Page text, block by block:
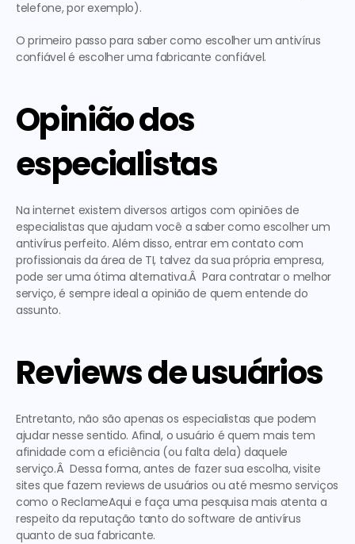
telefone, por exemplo).
O primeiro passo para saber como escolher um antivírus
confiável é escolher uma fabricante confiável.
Opinião dos
especialistas
Na internet existem diversos artigos com opiniões de
especialistas que ajudam você a saber como escolher um
antivírus perfeito. Além disso, entrar em contato com
profissionais da área de TI, talvez da sua própria empresa,
pode ser uma ótima alternativa.Â Para contratar o melhor
serviço, é sempre ideal a opinião de quem entende do
assunto.
Reviews de usuários
Entretanto, não são apenas os especialistas que podem
ajudar nesse sentido. Afinal, o usuário é quem mais tem
afinidade com a eficiência (ou falta dela) daquele
serviço.Â  Dessa forma, antes de fazer sua escolha, visite
sites que fazem reviews de usuários ou até mesmo serviços
como o ReclameAqui e faça uma pesquisa mais atenta a
respeito da reputação tanto do software de antivírus
quanto de sua fabricante.